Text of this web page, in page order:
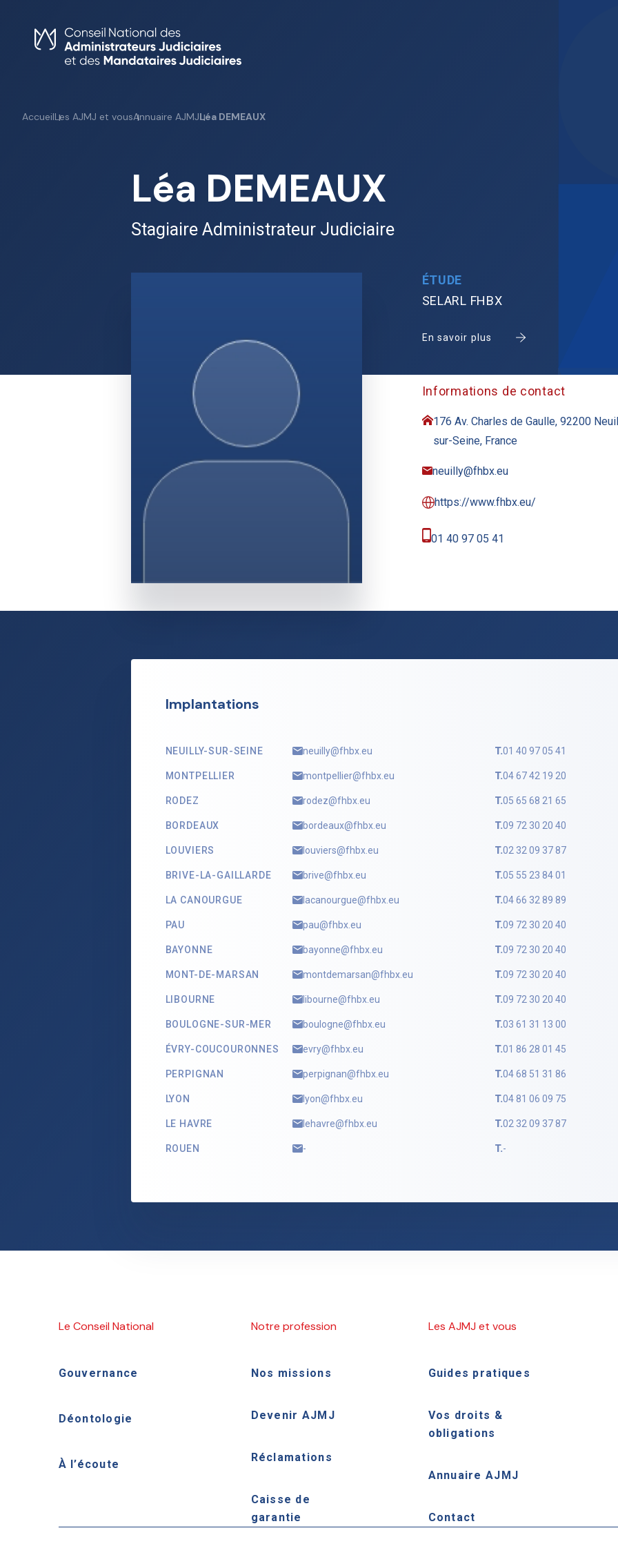
content
AccueilLes AJMJ et vousAnnuaire AJMJLéa DEMEAUX
Léa DEMEAUX
Stagiaire Administrateur Judiciaire
ÉTUDE
SELARL FHBX
En savoir plus
Informations de contact
176 Av. Charles de Gaulle, 92200
sur-Seine, France
neuilly@fhbx.eu
https://www.fhbx.eu/
01 40 97 05 41
Implantations
NEUILLY-SUR-SEINE neuilly@fhbx.eu T.01 40 97 05 41
MONTPELLIER montpellier@fhbx.eu T.04 67 42 19 20
RODEZ rodez@fhbx.eu T.05 65 68 21 65
BORDEAUX bordeaux@fhbx.eu T.09 72 30 20 40
LOUVIERS louviers@fhbx.eu T.02 32 09 37 87
BRIVE-LA-GAILLARDE brive@fhbx.eu T.05 55 23 84 01
LA CANOURGUE lacanourgue@fhbx.eu T.04 66 32 89 89
PAU pau@fhbx.eu T.09 72 30 20 40
BAYONNE bayonne@fhbx.eu T.09 72 30 20 40
MONT-DE-MARSAN montdemarsan@fhbx.eu T.09 72 30 20 40
LIBOURNE libourne@fhbx.eu T.09 72 30 20 40
BOULOGNE-SUR-MER boulogne@fhbx.eu T.03 61 31 13 00
ÉVRY-COUCOURONNES evry@fhbx.eu T.01 86 28 01 45
PERPIGNAN perpignan@fhbx.eu T.04 68 51 31 86
LYON lyon@fhbx.eu T.04 81 06 09 75
LE HAVRE lehavre@fhbx.eu T.02 32 09 37 87
ROUEN - T.-
Le Conseil National
Gouvernance
Déontologie
À l’écoute
Notre profession
Nos missions
Devenir AJMJ
Réclamations
Caisse de
garantie
Les AJMJ et vous
Guides pratiques
Vos droits &
obligations
Annuaire AJMJ
Contact